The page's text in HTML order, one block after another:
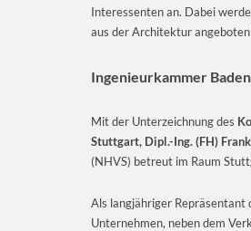
Interessenten an. Dabei
aus der Architektur
Ingenieurkammer
Mit der Unterzeichnung des
Stuttgart, Dipl.-Ing. (FH)
(NHVS) betreut im Raum
Als langjähriger Repräsentant
Unternehmen, neben dem